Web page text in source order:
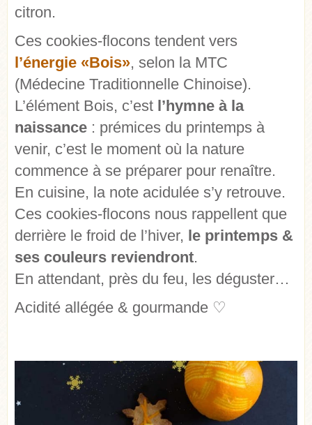
citron.
Ces cookies-flocons tendent vers
l’énergie «Bois», selon la MTC
(Médecine Traditionnelle Chinoise).
L’élément Bois, c’est l’hymne à la
naissance : prémices du printemps à
venir, c’est le moment où la nature
commence à se préparer pour renaître.
En cuisine, la note acidulée s’y retrouve.
Ces cookies-flocons nous rappellent que
derrière le froid de l’hiver, le printemps &
ses couleurs reviendront.
En attendant, près du feu, les déguster…
Acidité allégée & gourmande ♡